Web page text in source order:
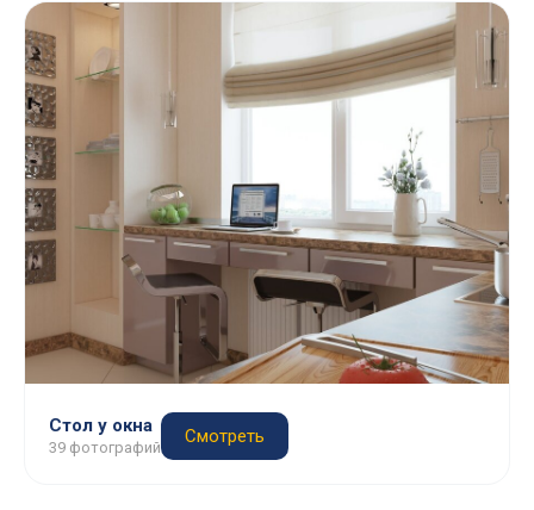
Стол у окна
39 фотографий
Смотреть